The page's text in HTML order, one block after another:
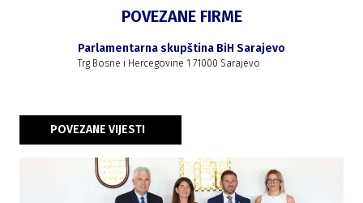
POVEZANE FIRME
Parlamentarna skupština BiH Sarajevo
Trg Bosne i Hercegovine 1 71000 Sarajevo
POVEZANE VIJESTI